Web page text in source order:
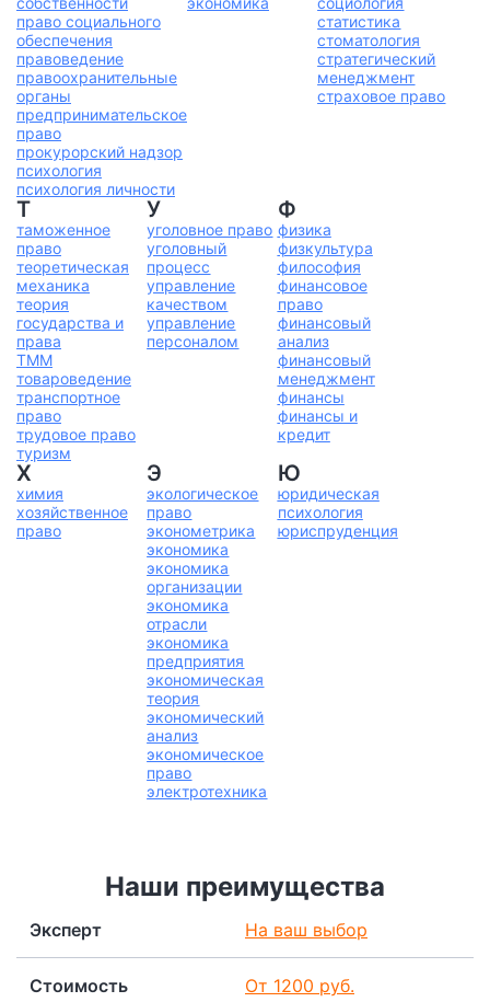
право социального
обеспечения
правоведение
правоохранительные
органы
предпринимательское
право
прокурорский надзор
психология
психология личности
статистика
стоматология
стратегический
менеджмент
страховое право
Т
таможенное
право
теоретическая
механика
теория
государства и
права
ТММ
товароведение
транспортное
право
трудовое право
туризм
У
уголовное право
уголовный
процесс
управление
качеством
управление
персоналом
Ф
физика
физкультура
философия
финансовое
право
финансовый
анализ
финансовый
менеджмент
финансы
финансы и
кредит
Х
химия
хозяйственное
право
Э
экологическое
право
эконометрика
экономика
экономика
организации
экономика
отрасли
экономика
предприятия
экономическая
теория
экономический
анализ
экономическое
право
электротехника
Ю
юридическая
психология
юриспруденция
Наши преимущества
Эксперт На ваш выбор
Стоимость От 1200 руб.